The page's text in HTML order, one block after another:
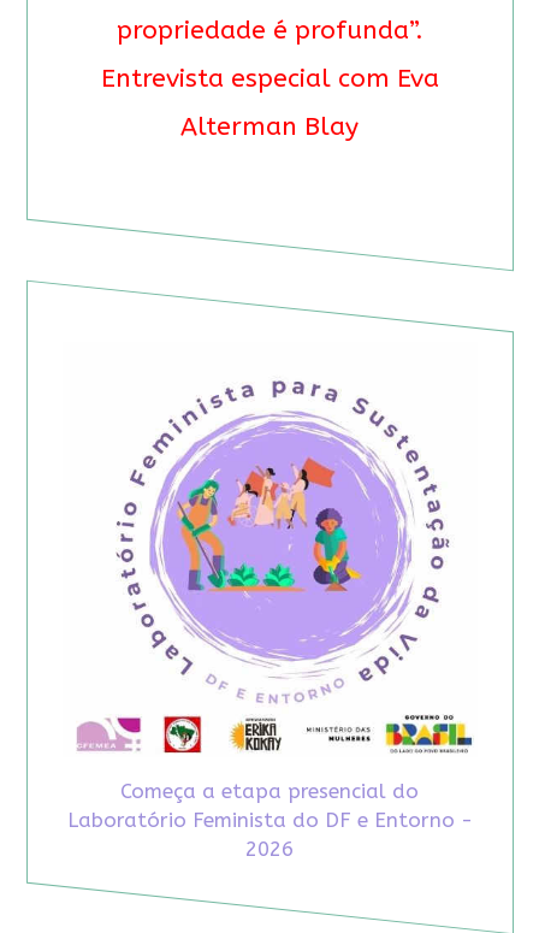
propriedade é profunda”.
Entrevista especial com Eva
Alterman Blay
Começa a etapa presencial do
Laboratório Feminista do DF e Entorno -
2026